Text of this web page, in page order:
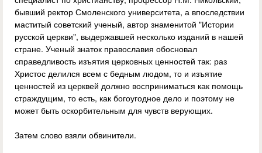
бывший ректор Смоленского университета, а впоследствии
маститый советский ученый, автор знаменитой "Истории
русской церкви", выдержавшей несколько изданий в нашей
стране. Ученый знаток православия обосновал
справедливость изъятия церковных ценностей так: раз
Христос делился всем с бедным людом, то и изъятие
ценностей из церквей должно восприниматься как помощь
страждущим, то есть, как богоугодное дело и поэтому не
может быть оскорбительным для чувств верующих.
Затем слово взяли обвинители.